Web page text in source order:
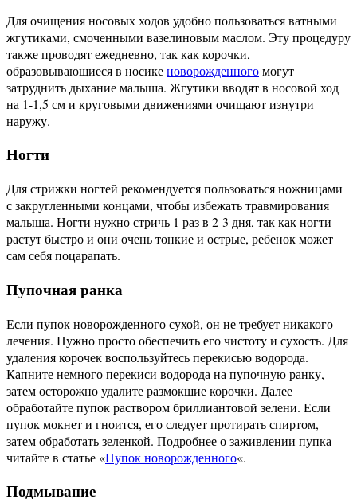
Для очищения носовых ходов удобно пользоваться ватными
жгутиками, смоченными вазелиновым маслом. Эту процедуру
также проводят ежедневно, так как корочки,
образовывающиеся в носикеноворожденногомогут
затруднить дыхание малыша. Жгутики вводят в носовой ход
на 1-1,5 см и круговыми движениями очищают изнутри
наружу.
Ногти
Для стрижки ногтей рекомендуется пользоваться ножницами
с закругленными концами, чтобы избежать травмирования
малыша. Ногти нужно стричь 1 раз в 2-3 дня, так как ногти
растут быстро и они очень тонкие и острые, ребенок может
сам себя поцарапать.
Пупочная ранка
Если пупок новорожденного сухой, он не требует никакого
лечения. Нужно просто обеспечить его чистоту и сухость. Для
удаления корочек воспользуйтесь перекисью водорода.
Капните немного перекиси водорода на пупочную ранку,
затем осторожно удалите размокшие корочки. Далее
обработайте пупок раствором бриллиантовой зелени. Если
пупок мокнет и гноится, его следует протирать спиртом,
затем обработать зеленкой. Подробнее о заживлении пупка
читайте в статье «Пупок новорожденного«.
Подмывание